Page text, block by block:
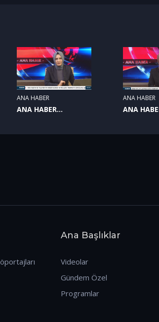
ANA HABER
ANA HABER
ANA HABER
ANA
Ana Başlıklar
Videolar
Gündem Özel
Programlar